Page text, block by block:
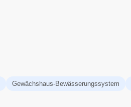
Gewächshaus-Bewässerungssystem